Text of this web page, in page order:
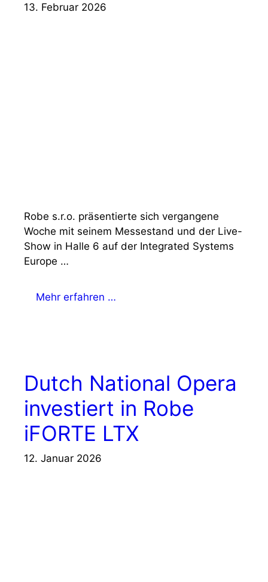
13. Februar 2026
Robe s.r.o. präsentierte sich vergangene
Woche mit seinem Messestand und der Live-
Show in Halle 6 auf der Integrated Systems
Europe …
Mehr erfahren …
Dutch National Opera
investiert in Robe
iFORTE LTX
12. Januar 2026